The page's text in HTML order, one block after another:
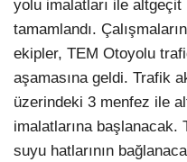
yolu imalatları ile altgeçit
tamamlandı.
ekipler, TEM Otoyolu
aşamasına geldi. Trafik
üzerindeki 3 menfez ile
imalatlarına başlanacak.
suyu hatlarının